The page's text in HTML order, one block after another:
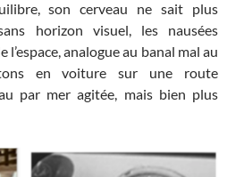
son cerveau ne sait plus
horizon visuel, les nausées
l’espace, analogue au banal mal au
en voiture sur une route
par mer agitée, mais bien plus